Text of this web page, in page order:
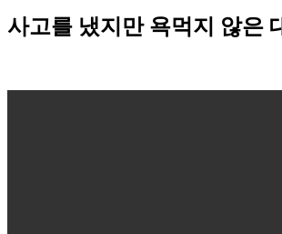
사고를 냈지만 욕먹지 않은